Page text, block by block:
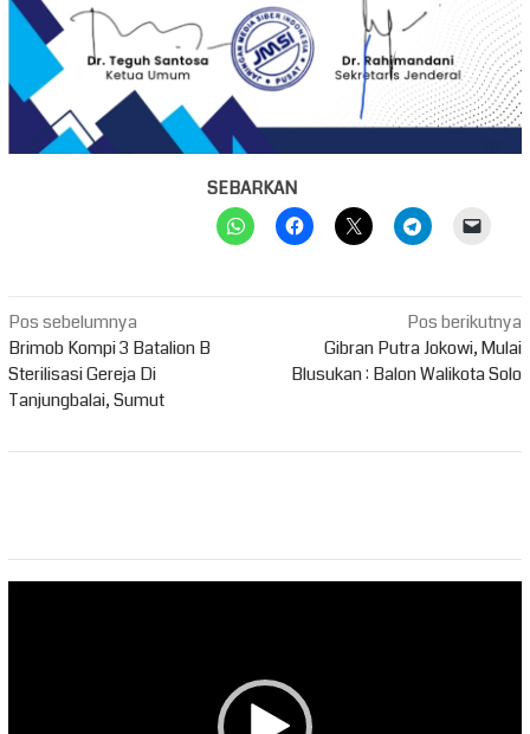
SEBARKAN
Navigasi
pos
Pos sebelumnya
Brimob Kompi 3 Batalion B
Sterilisasi Gereja Di
Tanjungbalai, Sumut
Pos berikutnya
Gibran Putra Jokowi, Mulai
Blusukan : Balon Walikota Solo